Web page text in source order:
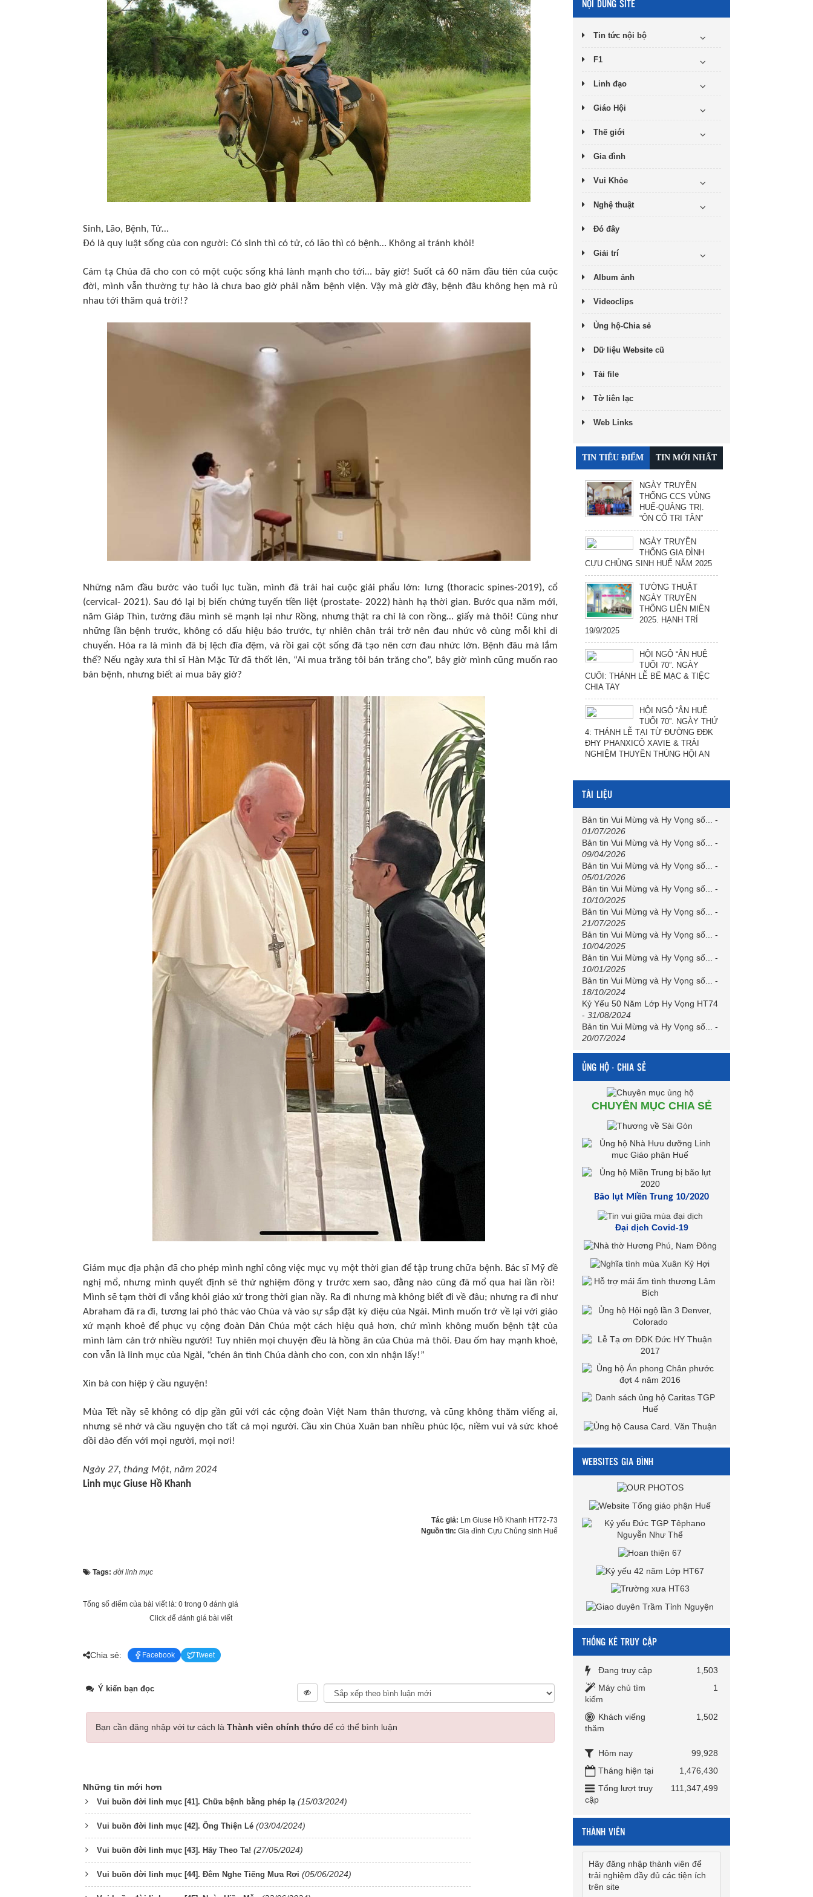
Sinh, Lão, Bệnh, Tử…
Đó là quy luật sống của con người: Có sinh thì có tử, có lão thì có bệnh… Không ai tránh khỏi!
Cám tạ Chúa đã cho con có một cuộc sống khá lành mạnh cho tới… bây giờ! Suốt cả 60 năm đầu tiên của cuộc
đời, mình vẫn thường tự hào là chưa bao giờ phải nằm bệnh viện. Vậy mà giờ đây, bệnh đâu không hẹn mà rủ
nhau tới thăm quá trời!?
Những năm đầu bước vào tuổi lục tuần, mình đã trải hai cuộc giải phẩu lớn: lưng (thoracic spines-2019), cổ
(cervical- 2021). Sau đó lại bị biến chứng tuyến tiền liệt (prostate- 2022) hành hạ thời gian. Bước qua năm mới,
năm Giáp Thìn, tưởng đâu mình sẽ mạnh lại như Rồng, nhưng thật ra chỉ là con rồng… giấy mà thôi! Cũng như
những lần bệnh trước, không có dấu hiệu báo trước, tự nhiên chân trái trở nên đau nhức vô cùng mỗi khi di
chuyển. Hóa ra là mình đã bị lệch đĩa đệm, và rồi gai cột sống đã tạo nên cơn đau nhức lớn. Bệnh đâu mà lắm
thế? Nếu ngày xưa thi sĩ Hàn Mặc Tử đã thốt lên, “Ai mua trăng tôi bán trăng cho”, bây giờ mình cũng muốn rao
bán bệnh, nhưng biết ai mua bây giờ?
Giám mục địa phận đã cho phép mình nghỉ công việc mục vụ một thời gian để tập trung chữa bệnh. Bác sĩ Mỹ đề
nghị mổ, nhưng mình quyết định sẽ thử nghiệm đông y trước xem sao, đằng nào cũng đã mổ qua hai lần rồi!
Mình sẽ tạm thời đi vắng khỏi giáo xứ trong thời gian nầy. Ra đi nhưng mà không biết đi về đâu; nhưng ra đi như
Abraham đã ra đi, tương lai phó thác vào Chúa và vào sự sắp đặt kỳ diệu của Ngài. Mình muốn trở về lại với giáo
xứ mạnh khoẻ để phục vụ cộng đoàn Dân Chúa một cách hiệu quả hơn, chứ mình không muốn bệnh tật của
mình làm cản trở nhiều người! Tuy nhiên mọi chuyện đều là hồng ân của Chúa mà thôi. Đau ốm hay mạnh khoẻ,
con vẫn là linh mục của Ngài, “chén ân tình Chúa dành cho con, con xin nhận lấy!”
Xin bà con hiệp ý cầu nguyện!
Mùa Tết nầy sẽ không có dịp gần gũi với các cộng đoàn Việt Nam thân thương, và cũng không thăm viếng ai,
nhưng sẽ nhớ và cầu nguyện cho tất cả mọi người. Cầu xin Chúa Xuân ban nhiều phúc lộc, niềm vui và sức khoẻ
dồi dào đến với mọi người, mọi nơi!
Ngày 27, tháng Một, năm 2024
Linh mục Giuse Hồ Khanh
Tác giả: Lm Giuse Hồ Khanh HT72-73
Nguồn tin: Gia đình Cựu Chủng sinh Huế
Tags: đời linh mục
Tổng số điểm của bài viết là: 0 trong 0 đánh giá
Click để đánh giá bài viết
Chia sẻ: Facebook Tweet
Ý kiến bạn đọc
Bạn cần đăng nhập với tư cách là Thành viên chính thức để có thể bình luận
Những tin mới hơn
Vui buồn đời linh mục [41]. Chữa bệnh bằng phép lạ (15/03/2024)
Vui buồn đời linh mục [42]. Ông Thiện Lé (03/04/2024)
Vui buồn đời linh mục [43]. Hãy Theo Ta! (27/05/2024)
Vui buồn đời linh mục [44]. Đêm Nghe Tiếng Mưa Rơi (05/06/2024)
NỘI DUNG SITE
Tin tức nội bộ
F1
Linh đạo
Giáo Hội
Thế giới
Gia đình
Vui Khỏe
Nghệ thuật
Đó đây
Giải trí
Album ảnh
Videoclips
Ủng hộ-Chia sẻ
Dữ liệu Website cũ
Tải file
Tờ liên lạc
Web Links
TIN TIÊU ĐIỂM TIN MỚI NHẤT
NGÀY TRUYỀN
THỐNG CCS VÙNG
HUẾ-QUẢNG TRỊ.
“ÔN CỐ TRI TÂN”
NGÀY TRUYỀN
THỐNG GIA ĐÌNH
CỰU CHỦNG SINH HUẾ NĂM 2025
TƯỜNG THUẬT
NGÀY TRUYỀN
THỐNG LIÊN MIỀN
2025. HẠNH TRÍ
19/9/2025
HỘI NGỘ “ÂN HUỆ
TUỔI 70”. NGÀY
CUỐI: THÁNH LỄ BẾ MẠC & TIỆC
CHIA TAY
HỘI NGỘ “ÂN HUỆ
TUỔI 70”. NGÀY THỨ
4: THÁNH LỄ TẠI TỪ ĐƯỜNG ĐĐK
ĐHY PHANXICÔ XAVIE & TRẢI
NGHIỆM THUYỀN THÚNG HỘI AN
TÀI LIỆU
Bản tin Vui Mừng và Hy Vọng số...
-
01/07/2026
Bản tin Vui Mừng và Hy Vọng số...
-
09/04/2026
Bản tin Vui Mừng và Hy Vọng số...
-
05/01/2026
Bản tin Vui Mừng và Hy Vọng số...
-
10/10/2025
Bản tin Vui Mừng và Hy Vọng số...
-
21/07/2025
Bản tin Vui Mừng và Hy Vọng số...
-
10/04/2025
Bản tin Vui Mừng và Hy Vọng số...
-
10/01/2025
Bản tin Vui Mừng và Hy Vọng số...
-
18/10/2024
Kỷ Yếu 50 Năm Lớp Hy Vọng HT74
- 31/08/2024
Bản tin Vui Mừng và Hy Vọng số...
-
20/07/2024
ỦNG HỘ - CHIA SẺ
CHUYÊN MỤC CHIA SẺ
Bão lụt Miền Trung 10/2020
Đại dịch Covid-19
WEBSITES GIA ĐÌNH
THỐNG KÊ TRUY CẬP
Đang truy cập
1,503
Máy chủ tìm
kiếm
1
Khách viếng
thăm
1,502
Hôm nay
99,928
Tháng hiện tại
1,476,430
Tổng lượt truy
cập
111,347,499
THÀNH VIÊN
Hãy đăng nhập thành viên để
trải nghiệm đầy đủ các tiện ích
trên site